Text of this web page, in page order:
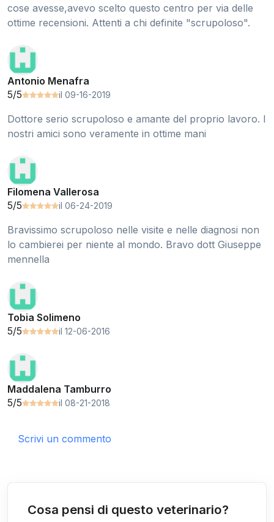
cose avesse,avevo scelto questo centro per via delle
ottime recensioni. Attenti a chi definite "scrupoloso".
Antonio Menafra
5/5
il 09-16-2019
Dottore serio scrupoloso e amante del proprio lavoro. I
nostri amici sono veramente in ottime mani
Filomena Vallerosa
5/5
il 06-24-2019
Bravissimo scrupoloso nelle visite e nelle diagnosi non
lo cambierei per niente al mondo. Bravo dott Giuseppe
mennella
Tobia Solimeno
5/5
il 12-06-2016
Maddalena Tamburro
5/5
il 08-21-2018
Scrivi un commento
Cosa pensi di questo veterinario?